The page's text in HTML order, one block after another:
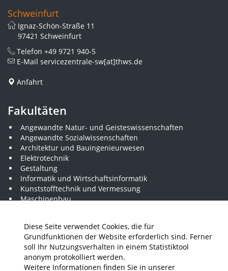
Diese Seite verwendet Cookies, die für
Grundfunktionen der Website erforderlich sind. Ferner
soll Ihr Nutzungsverhalten in einem Statistiktool
anonym protokolliert werden.
Weitere Informationen finden Sie in unserer
Schweinfurt
Ignaz-Schön-Straße 11
97421 Schweinfurt
Telefon +49 9721 940-5
E-Mail servicezentrale-sw[at]thws.de
Anfahrt
Fakultäten
Angewandte Natur- und Geisteswissenschaften
Angewandte Sozialwissenschaften
Architektur und Bauingenieurwesen
Elektrotechnik
Gestaltung
Informatik und Wirtschaftsinformatik
Kunststofftechnik und Vermessung
Maschinenbau
Presse Stellenausschreibungen Intranet THWS Store